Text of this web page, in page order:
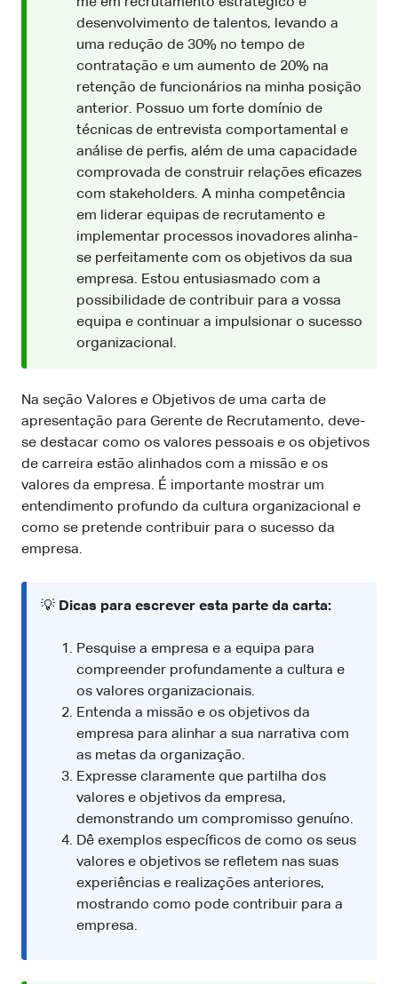
desenvolvimento de talentos, levando a
uma redução de 30% no tempo de
contratação e um aumento de 20% na
retenção de funcionários na minha posição
anterior. Possuo um forte domínio de
técnicas de entrevista comportamental e
análise de perfis, além de uma capacidade
comprovada de construir relações eficazes
com stakeholders. A minha competência
em liderar equipas de recrutamento e
implementar processos inovadores alinha-
se perfeitamente com os objetivos da sua
empresa. Estou entusiasmado com a
possibilidade de contribuir para a vossa
equipa e continuar a impulsionar o sucesso
organizacional.
Na seção Valores e Objetivos de uma carta de
apresentação para Gerente de Recrutamento, deve-
se destacar como os valores pessoais e os objetivos
de carreira estão alinhados com a missão e os
valores da empresa. É importante mostrar um
entendimento profundo da cultura organizacional e
como se pretende contribuir para o sucesso da
empresa.
💡 Dicas para escrever esta parte da carta:
Pesquise a empresa e a equipa para
compreender profundamente a cultura e
os valores organizacionais.
Entenda a missão e os objetivos da
empresa para alinhar a sua narrativa com
as metas da organização.
Expresse claramente que partilha dos
valores e objetivos da empresa,
demonstrando um compromisso genuíno.
Dê exemplos específicos de como os seus
valores e objetivos se refletem nas suas
experiências e realizações anteriores,
mostrando como pode contribuir para a
empresa.